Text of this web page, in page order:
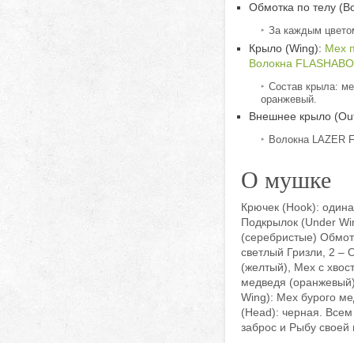
Обмотка по телу
За каждым
Крыло (Wing): Мех
Волокна
Состав крыла:
оранжевый.
Внешнее крыло
Волокна LAZER
О мушке
Крючек (Hook):
Подкрылок (Under
(серебристые)
светлый Гризли, 2 –
(желтый), Мех с
медведя
Wing): Мех бурого
(Head): черная.
заброс и Рыбу своей